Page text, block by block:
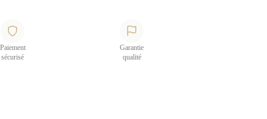
Paiement
sécurisé
Garantie
qualité